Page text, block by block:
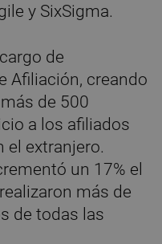
y SixSigma.
de
Afiliación, creando
de 500
a los afiliados
el extranjero.
un 17% el
más de
de todas las